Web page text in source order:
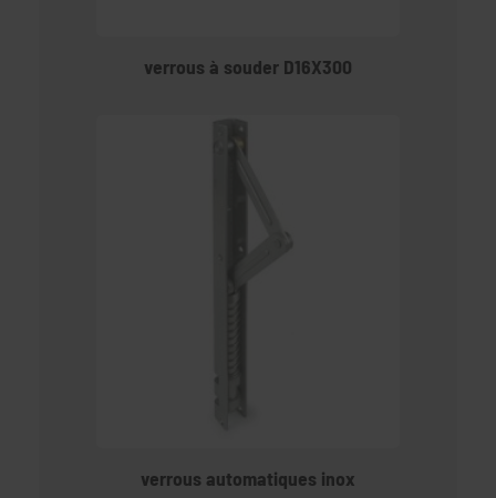
verrous à souder D16X300
verrous automatiques inox